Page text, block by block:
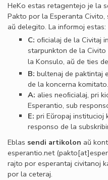
HeKo estas retagentejo je la
Pakto por la Esperanta
aŭ delegito. La informoj estas:
C: oﬁcialaj de la Civitaj
starpunkton de la
la Konsulo, aŭ de ties
B: bultenaj de paktintaj
de la koncerna komitato.
A: alies neoﬁcialaj, pri
Esperantio, sub
E: pri Eŭropaj institucioj
responso de la
Eblas sendi artikolon aŭ
esperantio.net
rajto por esperantaj civitanoj
por la ceteraj.